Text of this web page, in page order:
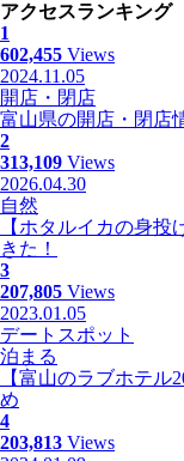
アクセスランキング
1
602,455 Views
2024.11.05
開店・閉店
富山県の開店・閉店
2
313,109 Views
2026.04.30
自然
【ホタルイカの身投
きた！
3
207,805 Views
2023.01.05
デートスポット
泊まる
【富山のラブホテル
め
4
203,813 Views